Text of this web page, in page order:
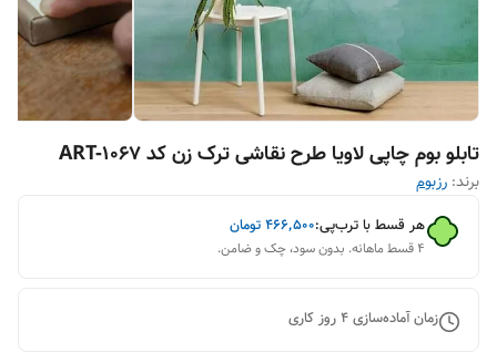
تابلو بوم چاپی لاویا طرح نقاشی ترک زن کد ART-1067
برند: رزبوم
هر قسط با ترب‌پی:۴۶۶٬۵۰۰تومان
۴ قسط ماهانه. بدون سود، چک و ضامن.
زمان آماده‌سازی4روز کاری